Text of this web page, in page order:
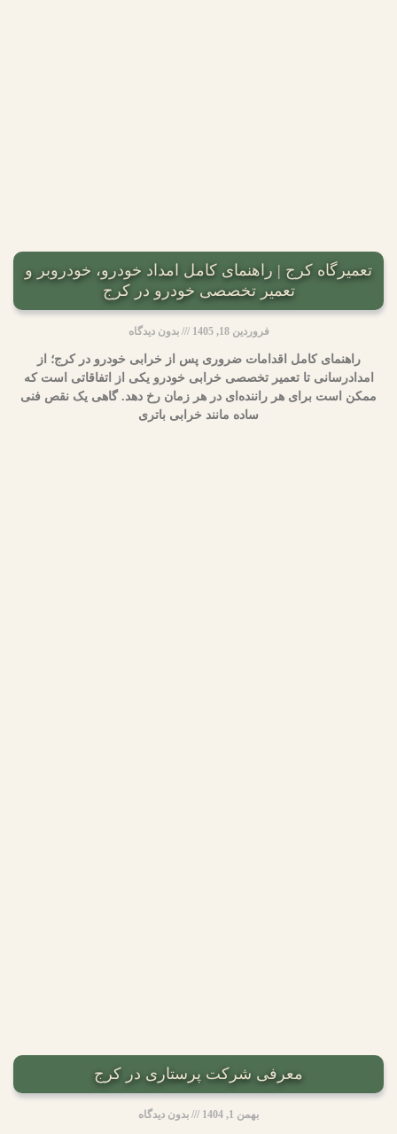
تعمیرگاه کرج | راهنمای کامل امداد خودرو، خودروبر و
تعمیر تخصصی خودرو در کرج
فروردین 18, 1405 بدون دیدگاه
راهنمای کامل اقدامات ضروری پس از خرابی خودرو در کرج؛ از
امدادرسانی تا تعمیر تخصصی خرابی خودرو یکی از اتفاقاتی است که
ممکن است برای هر راننده‌ای در هر زمان رخ دهد. گاهی یک نقص فنی
ساده مانند خرابی باتری
معرفی شرکت پرستاری در کرج
بهمن 1, 1404 بدون دیدگاه